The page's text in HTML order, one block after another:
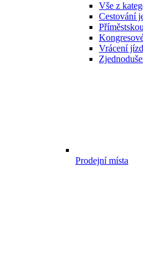
Vše z
Cestování
Vrácení
Prodejní místa